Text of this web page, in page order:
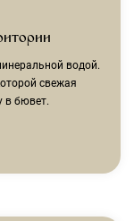
водой.
свежая
в бювет.